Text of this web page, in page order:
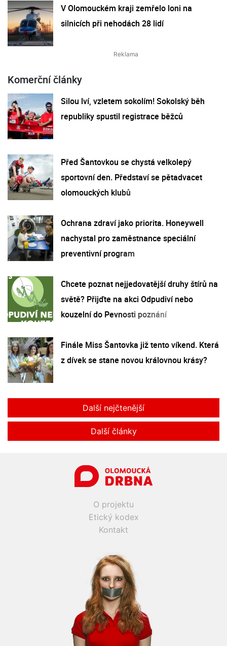
V Olomouckém kraji zemřelo loni na
silnicích při nehodách 28 lidí
Komerční články
Silou lví, vzletem sokolím! Sokolský běh
republiky spustil registrace běžců
Před Šantovkou se chystá velkolepý
sportovní den. Představí se pětadvacet
olomouckých klubů
Ochrana zdraví jako priorita. Honeywell
nachystal pro zaměstnance speciální
preventivní program
Chcete poznat nejjedovatější druhy štírů na
světě? Přijďte na akci Odpudiví nebo
kouzelní do Pevnosti poznání
Finále Miss Šantovka již tento víkend. Která
z dívek se stane novou královnou krásy?
Další nejčtenější
Další články
O projektu
Etický kodex
Kontakt